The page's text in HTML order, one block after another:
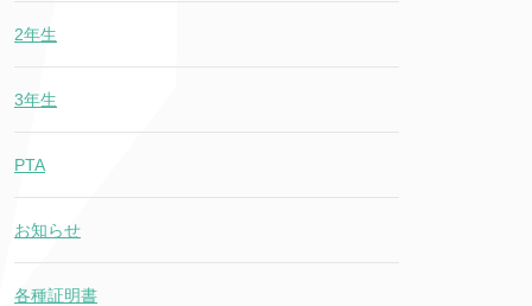
2年生
3年生
PTA
お知らせ
各種証明書